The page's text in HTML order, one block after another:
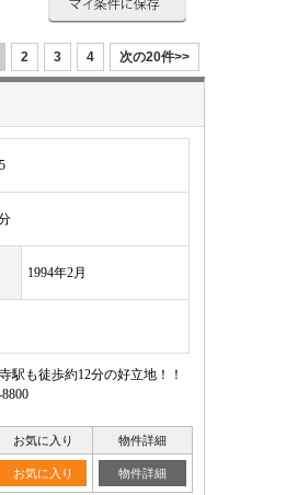
2 3 4 次の20件>>
1994年2月
駅も徒歩約12分の好立地！！
お気に入り 物件詳細
お気に入り 物件詳細